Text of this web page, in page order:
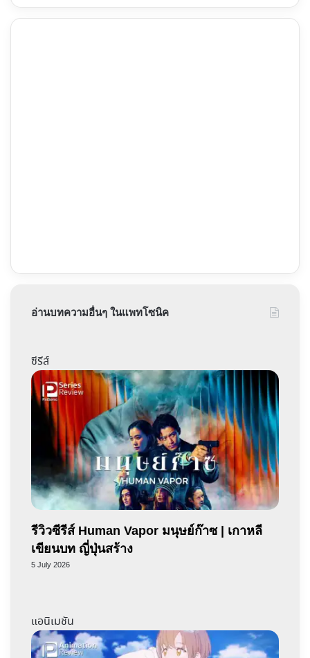
อ่านบทความอื่นๆ ในแพทโซนิค
ซีรีส์
รีวิวซีรีส์ Human Vapor มนุษย์ก๊าซ | เกาหลี
เขียนบท ญี่ปุ่นสร้าง
5 July 2026
แอนิเมชัน